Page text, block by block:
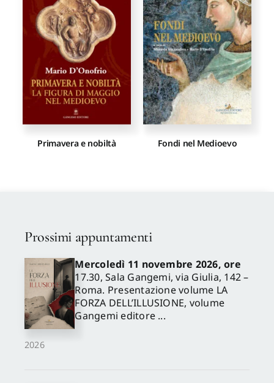
Proposte di pubblicazione
Gangemi Editore
Primavera e nobiltà Fondi nel Medioevo
Prossimi appuntamenti
2026
Mercoledì 11 novembre 2026, ore
17.30, Sala Gangemi, via Giulia, 142 –
Roma. Presentazione volume LA
FORZA DELL’ILLUSIONE, volume
Gangemi editore ...